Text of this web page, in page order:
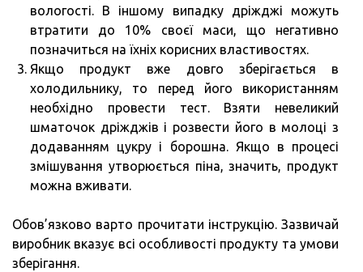
вологості. В іншому випадку дріжджі можуть
втратити до 10% своєї маси, що негативно
позначиться на їхніх корисних властивостях.
Якщо продукт вже довго зберігається в
холодильнику, то перед його використанням
необхідно провести тест. Взяти невеликий
шматочок дріжджів і розвести його в молоці з
додаванням цукру і борошна. Якщо в процесі
змішування утворюється піна, значить, продукт
можна вживати.
Обов’язково варто прочитати інструкцію. Зазвичай
виробник вказує всі особливості продукту та умови
зберігання.